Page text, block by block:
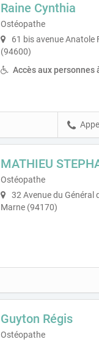
Raine Cynthia
Ostéopathe
61 bis avenue Anatole
(94600)
Accès aux
MATHIEU
Ostéopathe
32 Avenue du Général
Marne (94170)
Guyton Régis
Ostéopathe